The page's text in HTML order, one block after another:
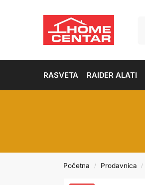
RASVETA RAIDER ALATI
Početna / Prodavnica /